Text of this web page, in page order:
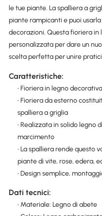
le tue piante. La spalliera a
piante rampicanti e puoi
decorazioni. Questa fioriera in
personalizzata per dare un
scelta perfetta per unire
Caratteristiche:
• Fioriera in legno
• Fioriera da esterno
spalliera a griglia
• Realizzata in solido legno
marcimento
• La spalliera rende questo
piante di vite, rose, edera,
• Design semplice,
Dati tecnici:
• Materiale: Legno di abete